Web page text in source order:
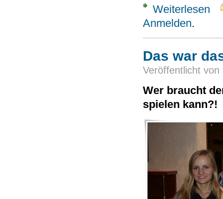
Weiterlesen
Anmelden.
Das war
Veröffentlicht von
Wer braucht
spielen kann?!